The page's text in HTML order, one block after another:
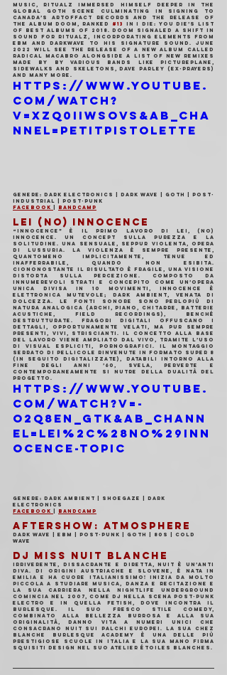
music, Ritualz immersed himself deeper in the
global goth scene culminating in signing to
Canada’s Artoffact Records and the release of
the album Doom, ranked
#13
in I Die: You Die’s list
of best albums of 2018. Doom signaled a shift in
sound for Ritualz, incorporating elements from
EBM and Darkwave to his signature sound. June
2022 will see the release of a new album called
RADICAL MACABRO alongside a list of new remixes
made by by various bands like Pictureplane,
Sidewalks and skeletons, Dave Parley (ex-Prayers)
and many more.
https://www.youtube.
com/watch?
v=Xzq0IIwsOvs&ab_cha
nnel=petitpistolette
Genere: Dark Electronics | Dark Wave | Goth | Post-
Industrial | Post-Punk
Facebook
Bandcamp
LEI (NO) INNOCENCE
“Innocence” è il primo lavoro di Lei, (No)
innocence. Un concept sulla purezza e la
solitudine. Una sensuale, seppur violenta, opera
di lussuria. La violenza è sempre presente,
quantomeno implicitamente, tenue ed
inafferrabile, quando non esibita.
Ciononostante il risultato è fragile, una visione
distorta sulla percezione. Composto da
innumerevoli strati e concepito come un’opera
unica divisa in 10 movimenti, Innocence è
elettronica mutevole; dark ambient, venata di
dolcezza. Le fonti sonore sono perlopiù di
natura analogica (archi, piano, chitarre, batterie
acustiche, field recordings), benché
destrutturate. Fragori digitali offuscano i
dettagli, opportunamente velati, ma pur sempre
presenti, vivi, striscianti. Il concetto alla base
del lavoro viene ampliato dal vivo, tramite l’uso
di visual espliciti, pornografici. Il montaggio
serrato di pellicole rinvenute in formato super 8
(in seguito digitalizzate), databili intorno alla
fine degli anni ’60, svela, perverte e
contemporaneamente si nutre della dualità del
progetto.
https://www.youtube.
com/watch?v=-
o2Q8EN_Gtk&ab_chann
el=Lei%2C%28No%29inn
ocence-Topic
Genere: Dark Ambient | Shoegaze | Dark
Electronics
Facebook
Bandcamp
AFTERSHOW: ATMOSPHERE
Dark Wave | EBM | Post-Punk | Goth | 80s | Cold
Wave
DJ MISS NUIT BLANCHE
Irriverente, dissacrante e diretta, Nuit è un’anti
Diva. Di origini austriache e slovene, è nata in
Emilia e ha cuore Italianissimo! Inizia da molto
piccola a studiare musica, danza e recitazione e
la sua carriera nella nightlife underground
comincia nel 2007, come DJ nella scena post-punk
electro e in quella fetish, dove incontra il
Burlesque. Il suo fresco stile Comedy,
combinato alla bellezza burrosa e alla sua
originalità, danno vita a numeri unici che
consacrano Nuit sui palchi Europei. La sua Chez
Blanche Burlesque Academy è una delle più
prestigiose scuole in Italia e la sua mano firma
squisiti design nel suo atelier Étoiles Blanches.